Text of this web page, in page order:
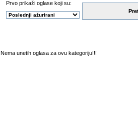
Prvo prikaži oglase koji su:
Nema unetih oglasa za ovu kategoriju!!!